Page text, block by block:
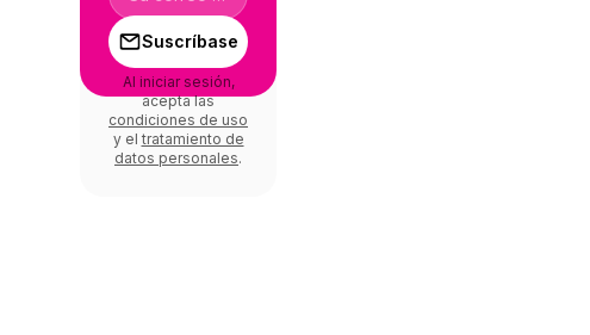
Suscríbase
Al iniciar sesión,
acepta las
condiciones de uso
y el tratamiento de
datos personales.